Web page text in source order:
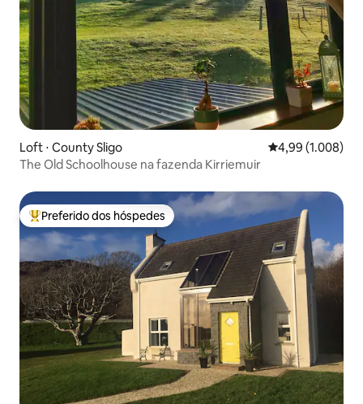
Loft ⋅ County Sligo 4,99 de uma
4,99 (1.008)
The Old Schoolhouse na fazenda Kirriemuir
Entre os melhores preferidos dos hóspedes
Preferido dos hóspedes